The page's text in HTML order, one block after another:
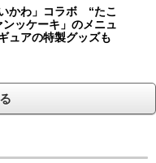
かわ」コラボ “たこ
ッケーキ」のメニュ
ュアの特製グッズも